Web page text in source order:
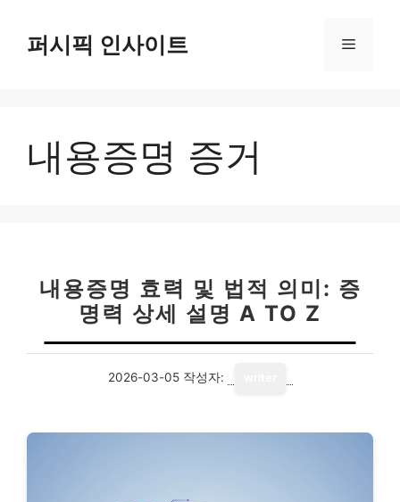
퍼시픽 인사이트 메
내용증명 증거
내용증명 효력 및 법적 의미: 증
명력 상세 설명 A TO Z
2026-03-05 작성자: